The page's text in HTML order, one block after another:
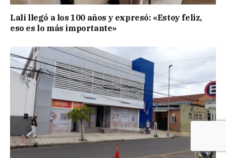
Lali llegó a los 100 años y expresó: «Estoy feliz,
eso es lo más importante»